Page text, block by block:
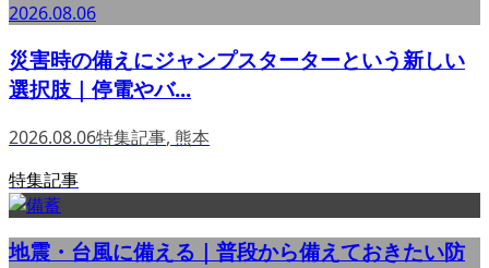
2026.08.06
災害時の備えにジャンプスターターという新しい
選択肢｜停電やバ...
2026.08.06特集記事, 熊本
特集記事
地震・台風に備える｜普段から備えておきたい防